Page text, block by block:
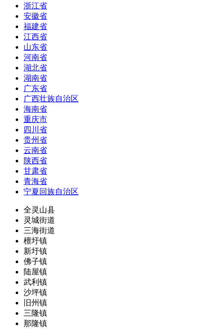
浙江省
安徽省
福建省
江西省
山东省
河南省
湖北省
湖南省
广东省
广西壮族自治区
海南省
重庆市
四川省
贵州省
云南省
陕西省
甘肃省
青海省
宁夏回族自治区
全灵山县
灵城街道
三海街道
檀圩镇
新圩镇
佛子镇
陆屋镇
武利镇
沙坪镇
旧州镇
三隆镇
那隆镇